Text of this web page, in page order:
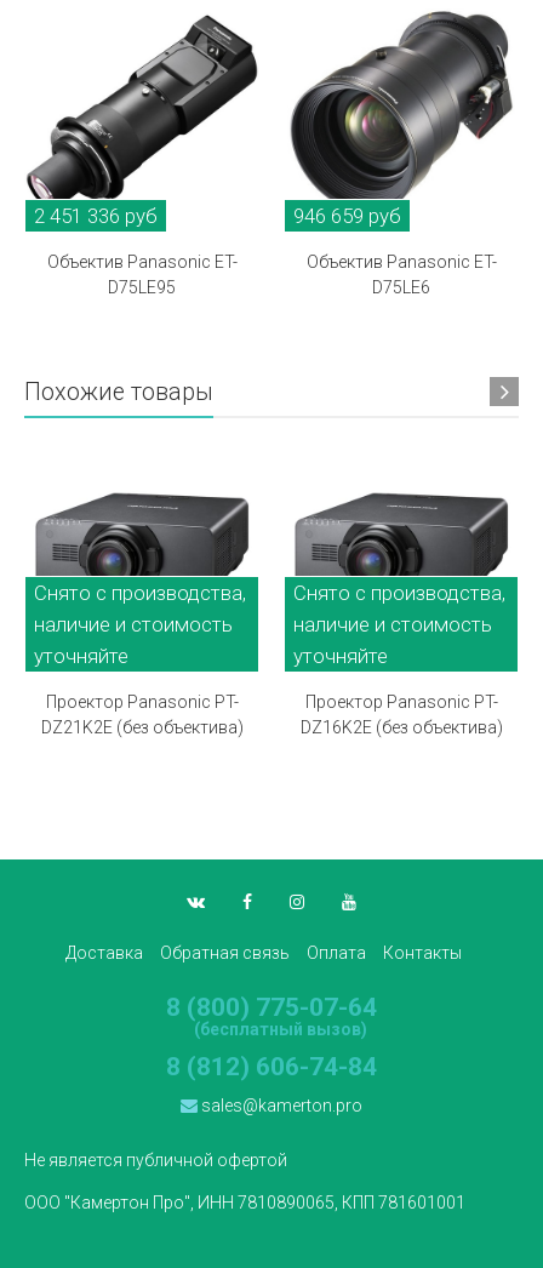
2 451 336 руб
Объектив Panasonic ET-
D75LE95
946 659 руб
Объектив Panasonic ET-
D75LE6
Похожие товары
Снято с производства,
наличие и стоимость
уточняйте
Проектор Panasonic PT-
DZ21K2E (без объектива)
Снято с производства,
наличие и стоимость
уточняйте
Проектор Panasonic PT-
DZ16K2E (без объектива)
Доставка Обратная связь Оплата Контакты
8 (800) 775-07-64
(бесплатный вызов)
8 (812) 606-74-84
sales@kamerton.pro
Не является публичной офертой
ООО "Камертон Про", ИНН 7810890065, КПП 781601001